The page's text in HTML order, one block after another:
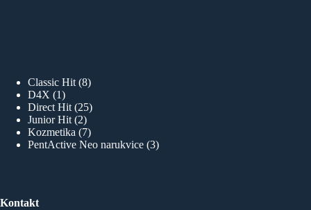
Classic Hit 88
D4X 11
proizvod
Direct Hit 2525
Junior Hit 22
proizvoda
Kozmetika 77
proizvoda
PentActive Neo narukvice 33
Kontakt